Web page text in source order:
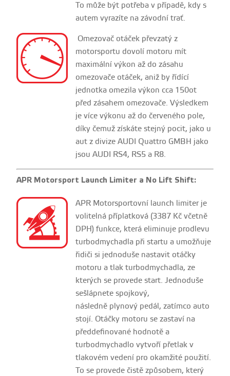
To může být potřeba v případě, kdy s
autem vyrazíte na závodní trať.
Omezovač otáček převzatý z
motorsportu dovolí motoru mít
maximální výkon až do zásahu
omezovače otáček, aniž by řídící
jednotka omezila výkon cca 150ot
před zásahem omezovače. Výsledkem
je více výkonu až do červeného pole,
díky čemuž získáte stejný pocit, jako u
aut z divize AUDI Quattro GMBH jako
jsou AUDI RS4, RS5 a R8.
APR Motorsport Launch Limiter a No Lift Shift:
APR Motorsportovní launch limiter je
volitelná příplatková (3387 Kč včetně
DPH) funkce, která eliminuje prodlevu
turbodmychadla při startu a umožňuje
řidiči si jednoduše nastavit otáčky
motoru a tlak turbodmychadla, ze
kterých se provede start. Jednoduše
sešlápnete spojkový,
následně plynový pedál, zatímco auto
stojí. Otáčky motoru se zastaví na
předdefinované hodnotě a
turbodmychadlo vytvoří přetlak v
tlakovém vedení pro okamžité použití.
To se provede čistě způsobem, který